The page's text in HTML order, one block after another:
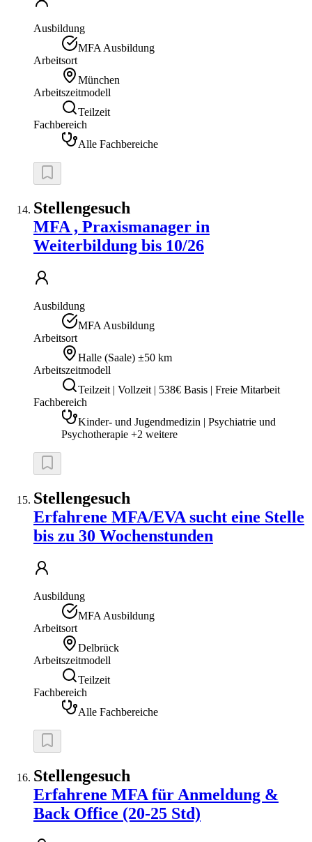
Ausbildung
MFA Ausbildung
Arbeitsort
München
Arbeitszeitmodell
Teilzeit
Fachbereich
Alle Fachbereiche
Stellengesuch
MFA , Praxismanager in
Weiterbildung bis 10/26
Ausbildung
MFA Ausbildung
Arbeitsort
Halle (Saale) ±50 km
Arbeitszeitmodell
Teilzeit | Vollzeit | 538€ Basis | Freie Mitarbeit
Fachbereich
Kinder- und Jugendmedizin | Psychiatrie und
Psychotherapie +2 weitere
Stellengesuch
Erfahrene MFA/EVA sucht eine Stelle
bis zu 30 Wochenstunden
Ausbildung
MFA Ausbildung
Arbeitsort
Delbrück
Arbeitszeitmodell
Teilzeit
Fachbereich
Alle Fachbereiche
Stellengesuch
Erfahrene MFA für Anmeldung &
Back Office (20-25 Std)